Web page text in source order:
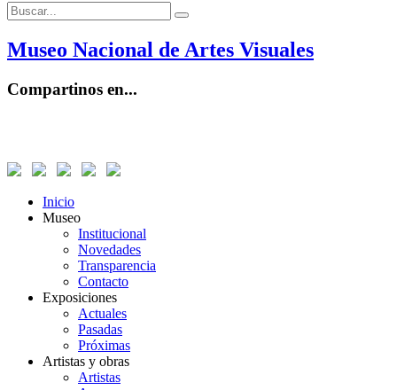
Buscar:
Buscar
Museo Nacional de Artes Visuales
Compartinos en...
Inicio
Museo
Institucional
Novedades
Transparencia
Contacto
Exposiciones
Actuales
Pasadas
Próximas
Artistas y obras
Artistas